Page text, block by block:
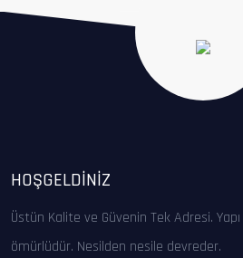
HOŞGELDINIZ
Üstün Kalite ve Güvenin Tek Adresi. Yapı
ömürlüdür. Nesilden nesile devreder.